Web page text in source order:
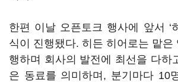
한편 이날 오픈토크 행사에 앞서 ‘
식이 진행됐다. 히든 히어로는 맡은
행하며 회사의 발전에 최선을 다하
은 동료를 의미하며, 분기마다 10